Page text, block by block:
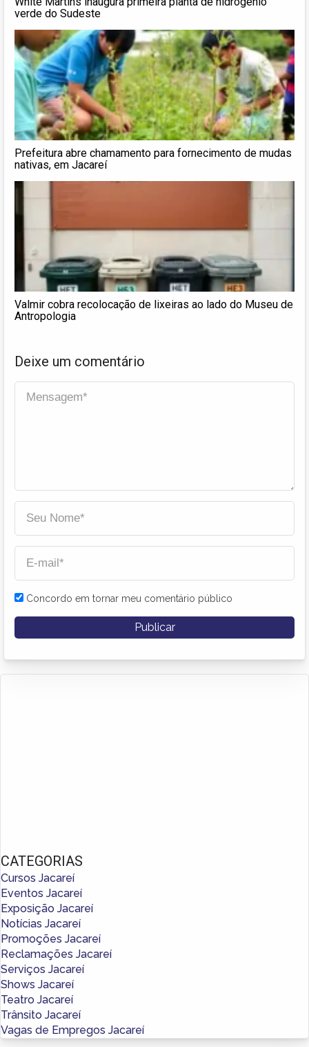
verde do Sudeste
Prefeitura abre chamamento para fornecimento de mudas
nativas, em Jacareí
Valmir cobra recolocação de lixeiras ao lado do Museu de
Antropologia
Deixe um comentário
Concordo em tornar meu comentário público
CATEGORIAS
Cursos Jacareí
Eventos Jacareí
Exposição Jacareí
Notícias Jacareí
Promoções Jacareí
Reclamações Jacareí
Serviços Jacareí
Shows Jacareí
Teatro Jacareí
Trânsito Jacareí
Vagas de Empregos Jacareí